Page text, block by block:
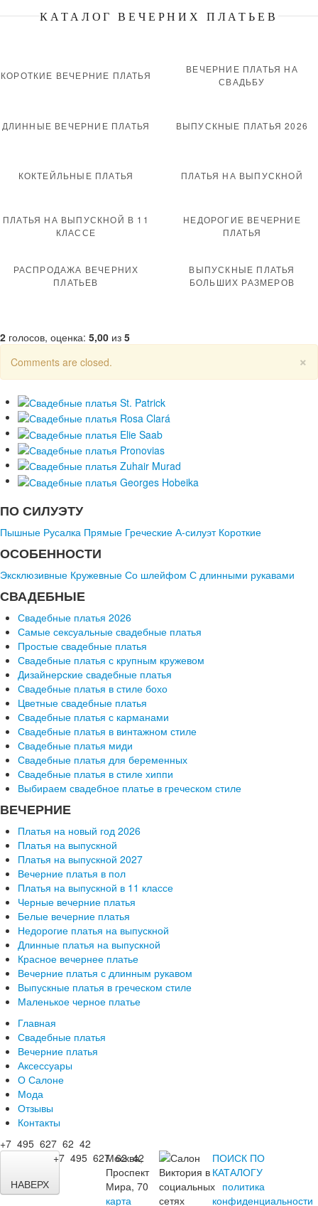
КАТАЛОГ ВЕЧЕРНИХ ПЛАТЬЕВ
КОРОТКИЕ ВЕЧЕРНИЕ ПЛАТЬЯ
ВЕЧЕРНИЕ ПЛАТЬЯ НА
СВАДЬБУ
ДЛИННЫЕ ВЕЧЕРНИЕ ПЛАТЬЯ ВЫПУСКНЫЕ ПЛАТЬЯ 2026
КОКТЕЙЛЬНЫЕ ПЛАТЬЯ ПЛАТЬЯ НА ВЫПУСКНОЙ
ПЛАТЬЯ НА ВЫПУСКНОЙ В 11
КЛАССЕ
НЕДОРОГИЕ ВЕЧЕРНИЕ
ПЛАТЬЯ
РАСПРОДАЖА ВЕЧЕРНИХ
ПЛАТЬЕВ
ВЫПУСКНЫЕ ПЛАТЬЯ
БОЛЬШИХ РАЗМЕРОВ
2 голосов, оценка: 5,00 из 5
×
Comments are closed.
ПО СИЛУЭТУ
Пышные Русалка Прямые Греческие А-силуэт Короткие
ОСОБЕННОСТИ
Эксклюзивные Кружевные Со шлейфом С длинными рукавами
СВАДЕБНЫЕ
Свадебные платья 2026
Самые сексуальные свадебные платья
Простые свадебные платья
Свадебные платья с крупным кружевом
Дизайнерские свадебные платья
Свадебные платья в стиле бохо
Цветные свадебные платья
Свадебные платья с карманами
Свадебные платья в винтажном стиле
Свадебные платья миди
Свадебные платья для беременных
Свадебные платья в стиле хиппи
Выбираем свадебное платье в греческом стиле
ВЕЧЕРНИЕ
Платья на новый год 2026
Платья на выпускной
Платья на выпускной 2027
Вечерние платья в пол
Платья на выпускной в 11 классе
Черные вечерние платья
Белые вечерние платья
Недорогие платья на выпускной
Длинные платья на выпускной
Красное вечернее платье
Вечерние платья с длинным рукавом
Выпускные платья в греческом стиле
Маленькое черное платье
Главная
Свадебные платья
Вечерние платья
Аксессуары
О Салоне
Мода
Отзывы
Контакты
+7 495 627 62 42
НАВЕРХ
+7 495 627 62 42
Москва,
Проспект
Мира, 70
карта
ПОИСК ПО
КАТАЛОГУ
политика
конфиденциальности